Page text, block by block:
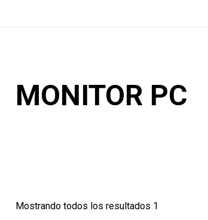
MONITOR PC
Mostrando todos los resultados 1